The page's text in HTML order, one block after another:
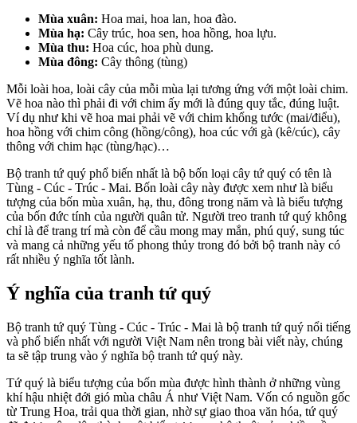
Mùa xuân: Hoa mai, hoa lan, hoa đào.
Mùa hạ: Cây trúc, hoa sen, hoa hồng, hoa lựu.
Mùa thu: Hoa cúc, hoa phù dung.
Mùa đông: Cây thông (tùng)
Mỗi loài hoa, loài cây của mỗi mùa lại tương ứng với một loài chim.
Vẽ hoa nào thì phải đi với chim ấy mới là đúng quy tắc, đúng luật.
Ví dụ như khi vẽ hoa mai phải vẽ với chim khổng tước (mai/điểu),
hoa hồng với chim công (hồng/công), hoa cúc với gà (kê/cúc), cây
thông với chim hạc (tùng/hạc)…
Bộ tranh tứ quý phổ biến nhất là bộ bốn loại cây tứ quý có tên là
Tùng - Cúc - Trúc - Mai. Bốn loài cây này được xem như là biểu
tượng của bốn mùa xuân, hạ, thu, đông trong năm và là biểu tượng
của bốn đức tính của người quân tử. Người treo tranh tứ quý không
chỉ là để trang trí mà còn để cầu mong may mắn, phú quý, sung túc
và mang cả những yếu tố phong thủy trong đó bởi bộ tranh này có
rất nhiều ý nghĩa tốt lành.
Ý nghĩa của tranh tứ quý
Bộ tranh tứ quý Tùng - Cúc - Trúc - Mai là bộ tranh tứ quý nổi tiếng
và phổ biến nhất với người Việt Nam nên trong bài viết này, chúng
ta sẽ tập trung vào ý nghĩa bộ tranh tứ quý này.
Tứ quý là biểu tượng của bốn mùa được hình thành ở những vùng
khí hậu nhiệt đới gió mùa châu Á như Việt Nam. Vốn có nguồn gốc
từ Trung Hoa, trải qua thời gian, nhờ sự giao thoa văn hóa, tứ quý